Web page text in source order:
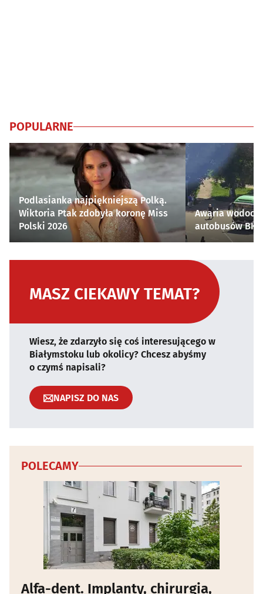
POPULARNE
Podlasianka najpiękniejszą Polką.
Wiktoria Ptak zdobyła koronę Miss
Polski 2026
Awaria
autobusów
MASZ CIEKAWY TEMAT?
Wiesz, że zdarzyło się coś interesującego w
Białymstoku lub okolicy? Chcesz abyśmy
o czymś napisali?
NAPISZ DO NAS
POLECAMY
Alfa-dent. Implanty, chirurgia,